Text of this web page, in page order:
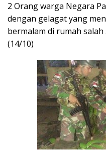
2 Orang warga Negara
dengan gelagat yang
bermalam di rumah
(14/10)